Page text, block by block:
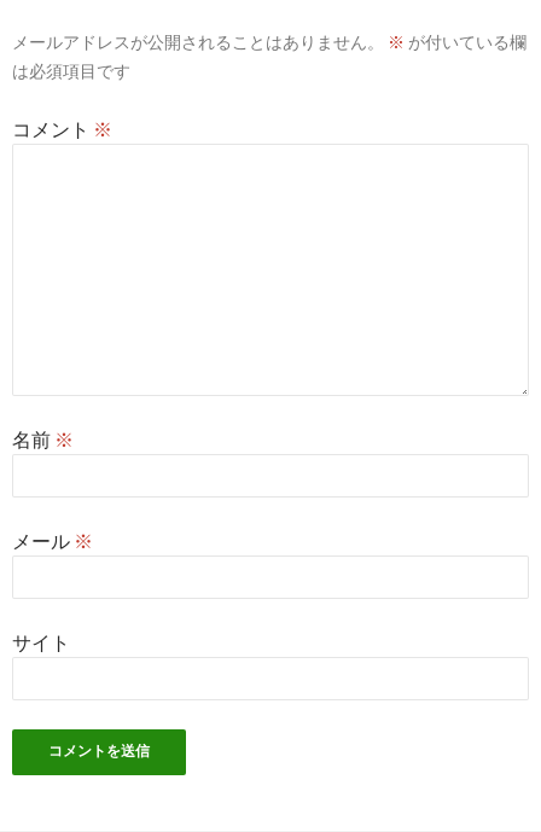
ョ
メールアドレスが公開されることはありません。 ※ が付いている欄
は必須項目です
コメント ※
名前 ※
メール ※
サイト